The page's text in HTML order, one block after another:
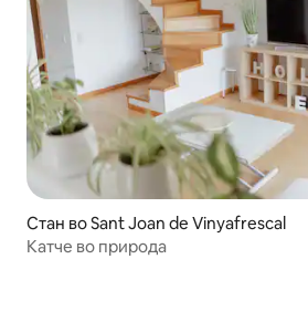
Стан во Sant Joan de Vinyafrescal
Катче во природа